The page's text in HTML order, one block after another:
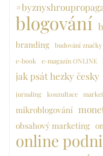
blogování
branding budování značky
e-book e-magazín ONLINE
jak psát hezky česky
jurnaling kouzultace
mikroblogování
obsahový marketing
online